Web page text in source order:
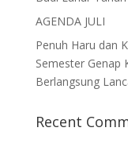
AGENDA JULI
Penuh Haru dan
Semester Genap
Berlangsung
Recent